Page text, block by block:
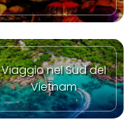
Viaggio nel Sud del
Vietnam